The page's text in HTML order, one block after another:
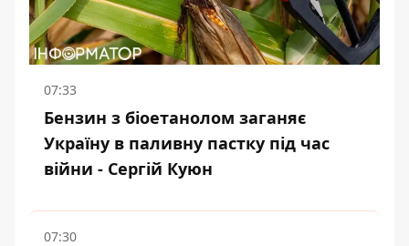
07:33
Бензин з біоетанолом заганяє
Україну в паливну пастку під час
війни - Сергій Куюн
07:30